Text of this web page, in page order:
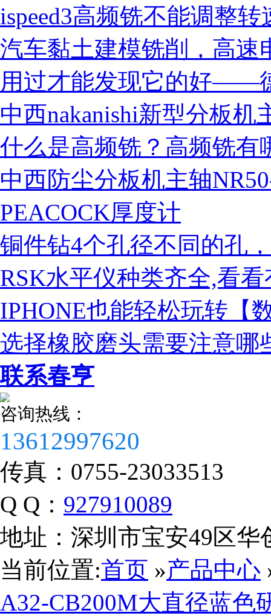
营业执照
ispeed3高频铣不能调整
汽车黏土建模铣削，高速
用过才能发现它的好——
中西nakanishi新型分板机
什么是高频铣？高频铣有
中西防尘分板机主轴
PEACOCK厚度计
铜件钻4个孔径不同的孔
RSK水平仪种类齐全,看
IPHONE也能轻松玩转【
选择橡胶磨头需要注意哪
联系春亨
咨询热线：
13612997620
传真： 0755-23033513
Q Q： 927910089
地址： 深圳市宝安49区华
当前位置:首页 »产品中心
A32-CB200M大直径蓝色